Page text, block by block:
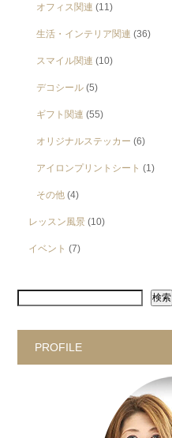
オフィス関連 (11)
生活・インテリア関連 (36)
スマイル関連 (10)
デコシール (5)
ギフト関連 (55)
オリジナルステッカー (6)
アイロンプリントシート (1)
その他 (4)
レッスン風景 (10)
イベント (7)
検索
PROFILE